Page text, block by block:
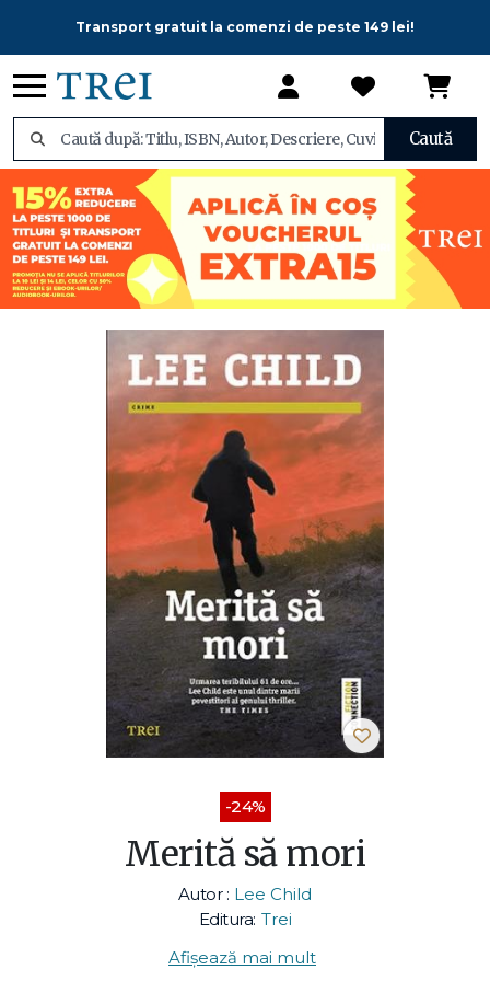
Transport gratuit la comenzi de peste 149 lei!
Caută
-24%
Merită să mori
Autor : Lee Child
Editura: Trei
Afișează mai mult